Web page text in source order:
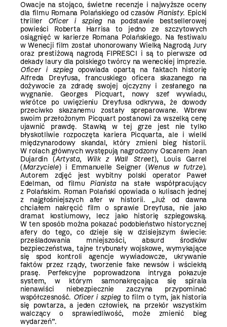
Owacje na stojąco, świetne recenzje i najwyższe oceny
dla filmu Romana Polańskiego od czasów Pianisty. Epicki
thriller Oficer i szpiegna podstawie bestsellerowej
powieści Roberta Harrisa to jedno ze szczytowych
osiągnięć w karierze Romana Polańskiego. Na festiwalu
w Wenecji film został uhonorowany Wielką Nagrodą Jury
oraz prestiżową nagrodą FIPRESCI i są to pierwsze od
dekady laury dla polskiego twórcy na weneckiej imprezie.
Oficer i szpiegopowiada opartą na faktach historię
Alfreda Dreyfusa, francuskiego oficera skazanego na
dożywocie za zdradę swojej ojczyzny i zesłanego na
wygnanie. Georges Picquart, nowy szef wywiadu,
wkrótce po uwięzieniu Dreyfusa odkrywa, że dowody
przeciwko skazanemu zostały spreparowane. Wbrew
swoim przełożonym Picquart postanowi za wszelką cenę
ujawnić prawdę. Stawką w tej grze jest nie tylko
błyskotliwie rozpoczęta kariera Picquarta, ale i wielki
międzynarodowy skandal, który zmieni bieg historii.
W rolach głównych występują nagrodzony Oscarem Jean
Dujardin (Artysta, Wilk z Wall Street), Louis Garrel
(Marzyciele) i Emmanuelle Seigner (Wenus w futrze).
Autorem zdjęć jest wybitny polski operator Paweł
Edelman, od filmu Pianistana stałe współpracujący
z Polańskim. Roman Polański opowiada o kulisach jednej
z najgłośniejszych afer w historii. „Już od dawna
chciałem nakręcić film o sprawie Dreyfusa, nie jako
dramat kostiumowy, lecz jako historię szpiegowską.
W ten sposób można pokazać podobieństwo historycznej
afery do tego, co dzieje się w dzisiejszym świecie:
prześladowania mniejszości, absurd środków
bezpieczeństwa, tajne trybunały wojskowe, wymykające
się spod kontroli agencje wywiadowcze, ukrywanie
faktów przez rządy, tworzenie fake newsów i wściekłą
prasę. Perfekcyjne poprowadzona intryga pokazuje
system, w którym samonakręcająca się spirala
nienawiści niebezpiecznie zaczyna przypominać
współczesność. Oficer i szpiegto film o tym, jak historia
się powtarza, a jeden człowiek, na przekór wszystkim
walczący o sprawiedliwość, może zmienić bieg
wydarzeń”.